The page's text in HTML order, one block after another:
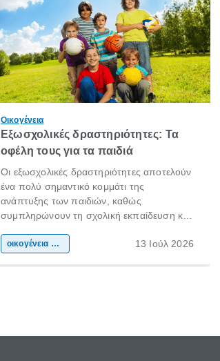
Οικογένεια
Εξωσχολικές δραστηριότητες: Τα
οφέλη τους για τα παιδιά
Οι εξωσχολικές δραστηριότητες αποτελούν
ένα πολύ σημαντικό κομμάτι της
ανάπτυξης των παιδιών, καθώς
συμπληρώνουν τη σχολική εκπαίδευση και
της προσωπικότητας, της κοινωνικότητας
οικογένεια & παιδί 13 Ιούλ 2026